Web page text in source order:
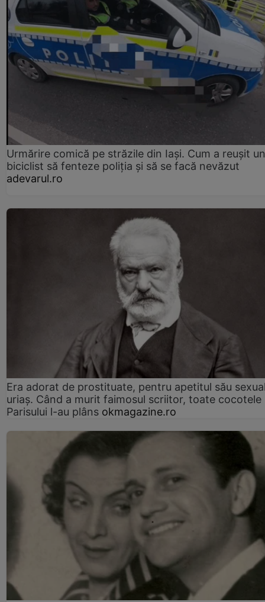
Urmărire comică pe străzile din Iași. Cum a reușit un
biciclist să fenteze poliția și să se facă nevăzut
adevarul.ro
Era adorat de prostituate, pentru apetitul său
uriaș. Când a murit faimosul scriitor, toate cocotele
Parisului l-au plâns okmagazine.ro